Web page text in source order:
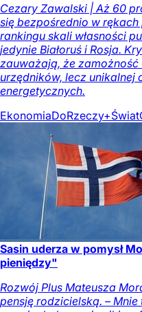
Cezary Zawalski | Aż 60
się bezpośrednio w
rankingu skali własności
jedynie Białoruś i Rosja.
zauważają, że zamożność
urzędników, lecz unikalnej
energetycznych.
EkonomiaDoRzeczy+Świat
Sasin uderza w pomysł
pieniędzy"
Rozwój Plus Mateusza
pensję rodzicielską. –